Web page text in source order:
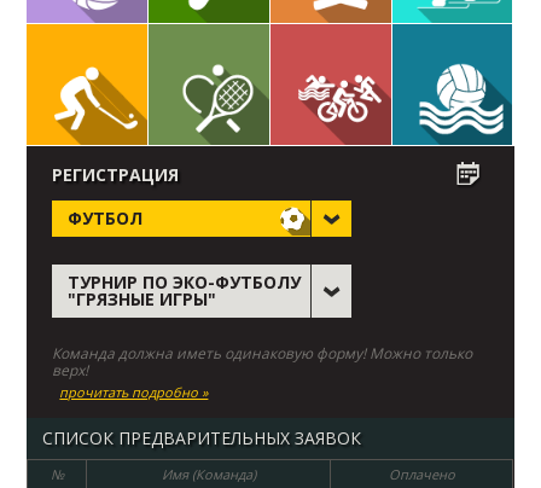
РЕГИСТРАЦИЯ
ФУТБОЛ
ТУРНИР ПО ЭКО-ФУТБОЛУ
"ГРЯЗНЫЕ ИГРЫ"
Команда должна иметь одинаковую форму! Можно только
верх!
прочитать подробно »
СПИСОК ПРЕДВАРИТЕЛЬНЫХ ЗАЯВОК
№ Имя (Команда)
Оплачено